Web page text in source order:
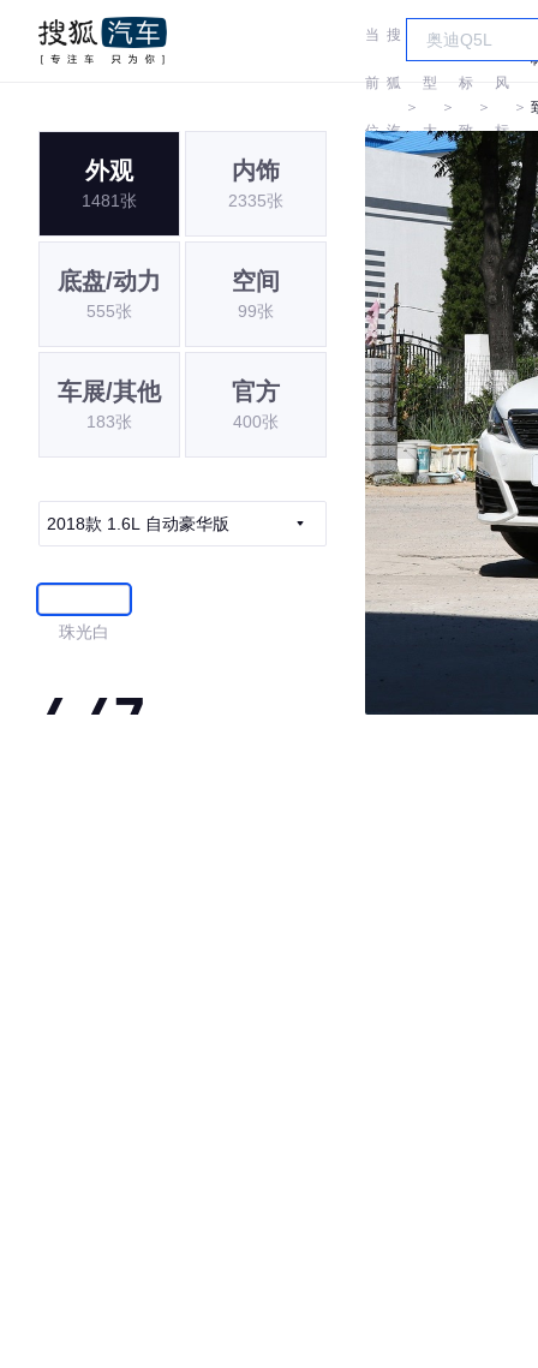
当
前
位
搜
狐
汽
＞
车
型
大
全
＞
标
致
＞
风
标
致
＞
外观
1481张
内饰
2335张
底盘/动力
555张
空间
99张
车展/其他
183张
官方
400张
2018款 1.6L 自动豪华版
珠光白
4.47